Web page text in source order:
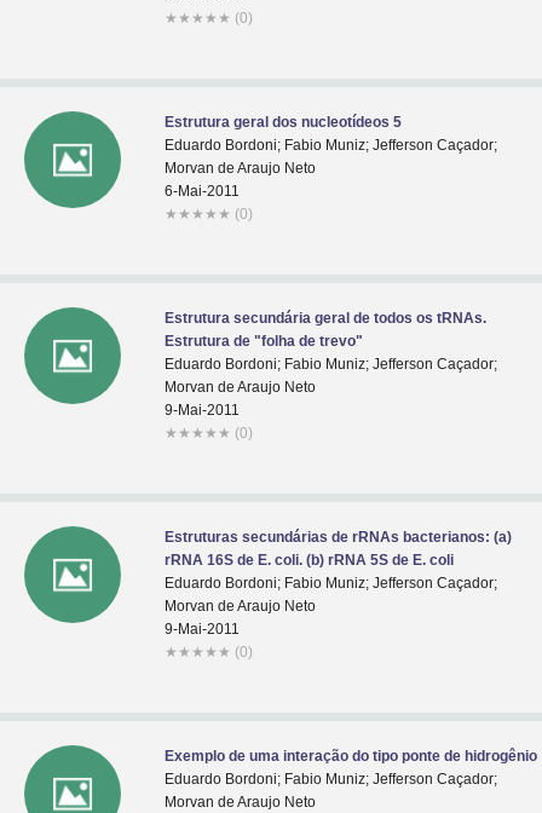
★ ★ ★ ★ ★ (0)
Estrutura geral dos nucleotídeos 5
Eduardo Bordoni; Fabio Muniz; Jefferson Caçador;
Morvan de Araujo Neto
6-Mai-2011
★ ★ ★ ★ ★ (0)
Estrutura secundária geral de todos os tRNAs.
Estrutura de "folha de trevo"
Eduardo Bordoni; Fabio Muniz; Jefferson Caçador;
Morvan de Araujo Neto
9-Mai-2011
★ ★ ★ ★ ★ (0)
Estruturas secundárias de rRNAs bacterianos: (a)
rRNA 16S de E. coli. (b) rRNA 5S de E. coli
Eduardo Bordoni; Fabio Muniz; Jefferson Caçador;
Morvan de Araujo Neto
9-Mai-2011
★ ★ ★ ★ ★ (0)
Exemplo de uma interação do tipo ponte de hidrogênio
Eduardo Bordoni; Fabio Muniz; Jefferson Caçador;
Morvan de Araujo Neto